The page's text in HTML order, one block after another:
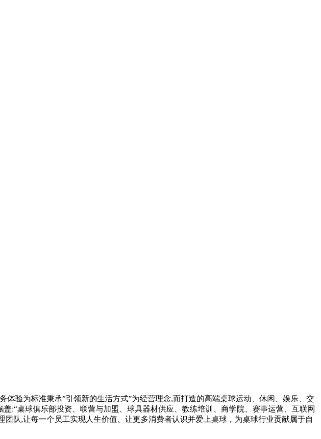
验为标准秉承”引领新的生活方式”为经营理念,而打造的高端桌球运动、休闲、娱乐、交
:“桌球俱乐部投资、联营与加盟、球具器材供应、教练培训、商学院、赛事运营、互联网
队,让每一个员工实现人生价值、让更多消费者认识并爱上桌球，为桌球行业贡献属于自